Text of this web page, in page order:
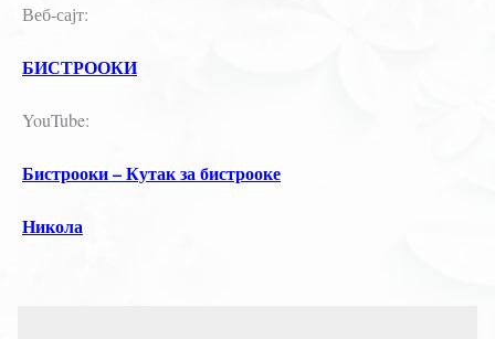
Веб-сајт:
БИСТРООКИ
YouTube:
Бистрооки – Кутак за бистрооке
Никола